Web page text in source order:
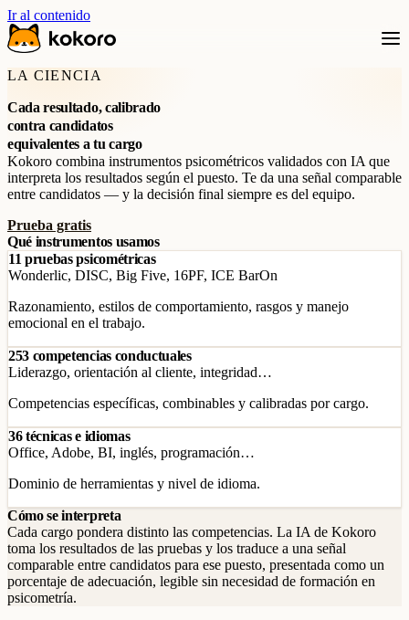
Ir al contenido
LA CIENCIA
Cada resultado, calibrado
contra candidatos
equivalentes a tu cargo
Kokoro combina instrumentos psicométricos validados con IA que
interpreta los resultados según el puesto. Te da una señal comparable
entre candidatos — y la decisión final siempre es del equipo.
Prueba gratis
Qué instrumentos usamos
11 pruebas psicométricas
Wonderlic, DISC, Big Five, 16PF, ICE BarOn
Razonamiento, estilos de comportamiento, rasgos y manejo
emocional en el trabajo.
253 competencias conductuales
Liderazgo, orientación al cliente, integridad…
Competencias específicas, combinables y calibradas por cargo.
36 técnicas e idiomas
Office, Adobe, BI, inglés, programación…
Dominio de herramientas y nivel de idioma.
Cómo se interpreta
Cada cargo pondera distinto las competencias. La IA de Kokoro
toma los resultados de las pruebas y los traduce a una señal
comparable entre candidatos para ese puesto, presentada como un
porcentaje de adecuación, legible sin necesidad de formación en
psicometría.